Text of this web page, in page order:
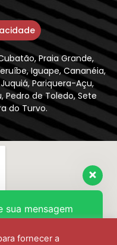
Praia Grande,
Iguape, Cananéia,
Pariquera-Açu,
Pedro de Toledo, Sete
do Turvo.
fornecer a
sua mensagem